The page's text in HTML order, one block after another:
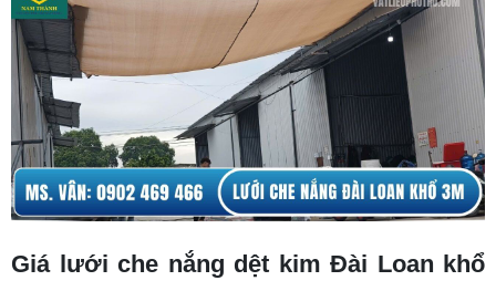
Giá lưới che nắng dệt kim Đài Loan khổ